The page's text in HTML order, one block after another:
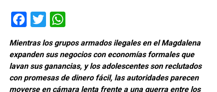
Facebook
TwitterWhatsApp
Mientras los grupos armados ilegales en el Magdalena
expanden sus negocios con economías formales que
lavan sus ganancias, y los adolescentes son reclutados
con promesas de dinero fácil, las autoridades parecen
moverse en cámara lenta frente a una guerra entre los